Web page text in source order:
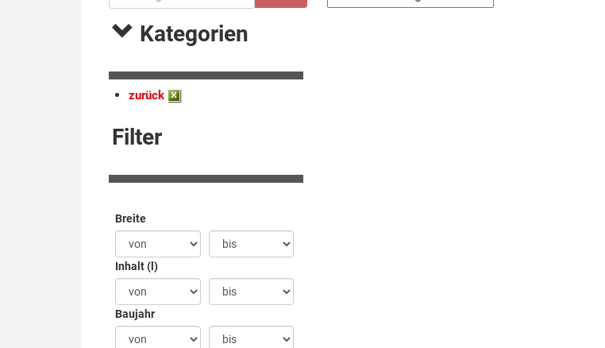
Kategorien
zurück
Filter
Breite
Inhalt (l)
Baujahr